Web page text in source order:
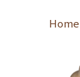
Home